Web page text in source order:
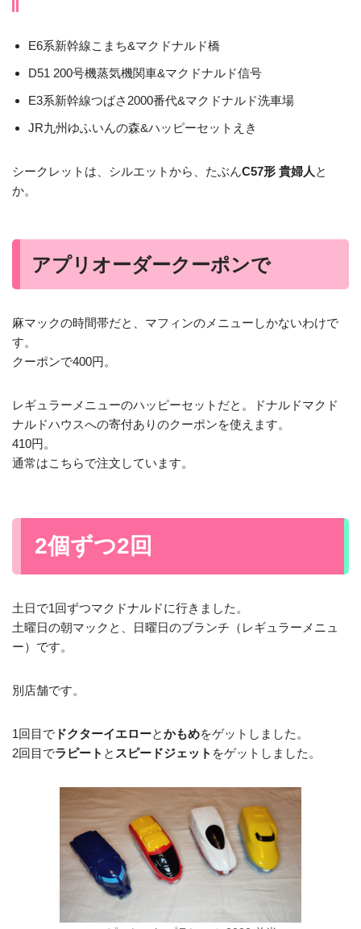
E6系新幹線こまち&マクドナルド橋
D51 200号機蒸気機関車&マクドナルド信号
E3系新幹線つばさ2000番代&マクドナルド洗車場
JR九州ゆふいんの森&ハッピーセットえき
シークレットは、シルエットから、たぶんC57形 貴婦人 と
か。
アプリオーダークーポンで
麻マックの時間帯だと、マフィンのメニューしかないわけで
す。
クーポンで400円。
レギュラーメニューのハッピーセットだと。ドナルドマクド
ナルドハウスへの寄付ありのクーポンを使えます。
410円。
通常はこちらで注文しています。
2個ずつ2回
土日で1回ずつマクドナルドに行きました。
土曜日の朝マックと、日曜日のブランチ（レギュラーメニュ
ー）です。
別店舗です。
1回目で ドクターイエローとかもめをゲットしました。
2回目でラピート と スピードジェット をゲットしました。